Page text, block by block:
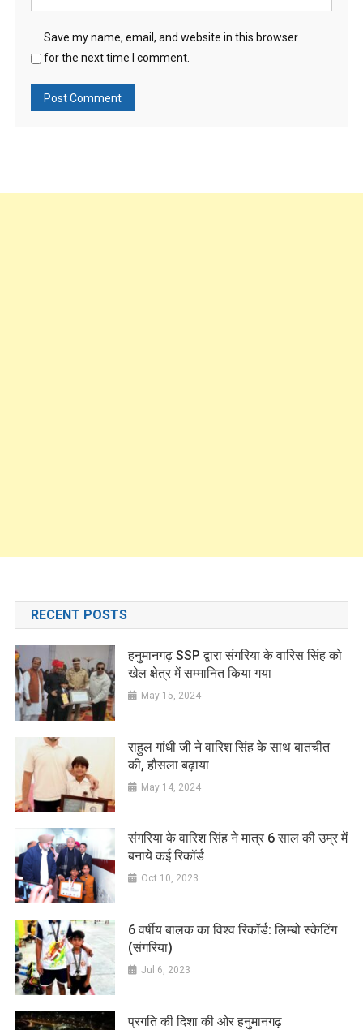
Save my name, email, and website in this browser
for the next time I comment.
RECENT POSTS
हनुमानगढ़ SSP द्वारा संगरिया के वारिस सिंह को
खेल क्षेत्र में सम्मानित किया गया
May 15, 2024
राहुल गांधी जी ने वारिश सिंह के साथ बातचीत
की, हौसला बढ़ाया
May 14, 2024
संगरिया के वारिश सिंह ने मात्र 6 साल की उम्र में
बनाये कई रिकॉर्ड
Oct 10, 2023
6 वर्षीय बालक का विश्व रिकॉर्ड: लिम्बो स्केटिंग
(संगरिया)
Jul 6, 2023
प्रगति की दिशा की ओर हनुमानगढ़